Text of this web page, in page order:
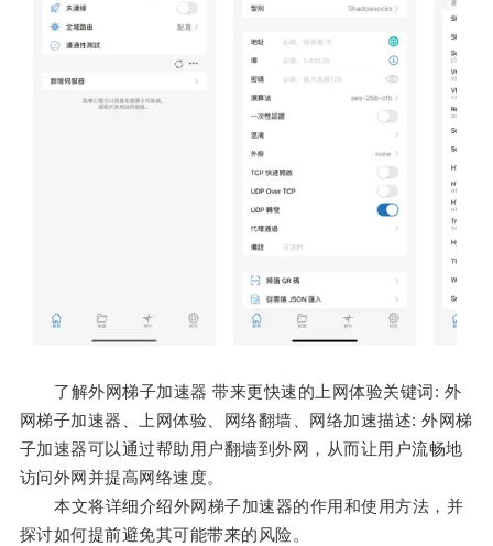
了解外网梯子加速器 带来更快速的上网体验关键词: 外
网梯子加速器、上网体验、网络翻墙、网络加速描述: 外网梯
子加速器可以通过帮助用户翻墙到外网，从而让用户流畅地
访问外网并提高网络速度。
本文将详细介绍外网梯子加速器的作用和使用方法，并
探讨如何提前避免其可能带来的风险。